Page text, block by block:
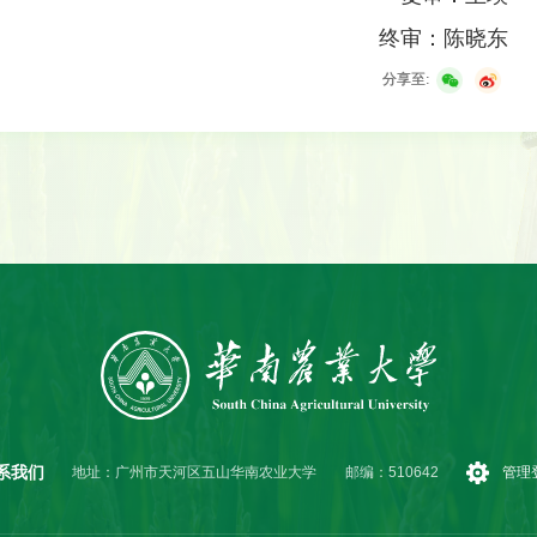
终审：陈晓东
分享至:
我们 地址：广州市天河区五山华南农业大学 邮编：510642 管理